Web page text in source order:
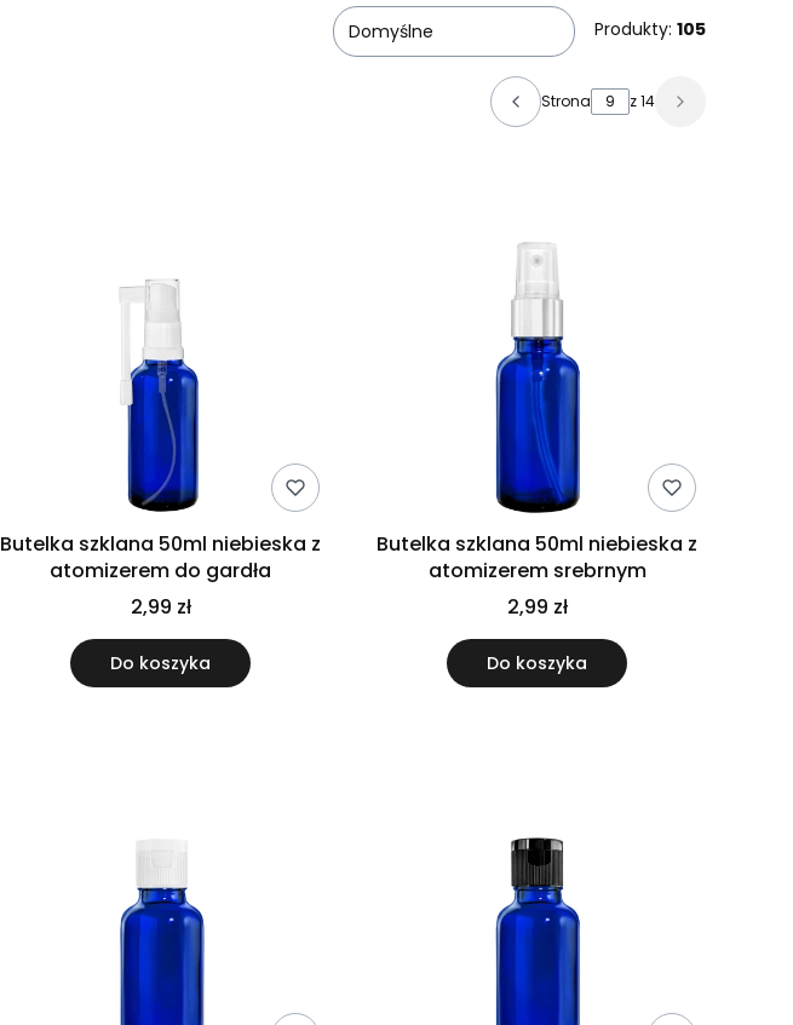
Domyślne Produkty: 105
Strona z 14
Butelka szklana 50ml niebieska z
atomizerem do gardła
2,99 zł
Do koszyka
Butelka szklana 50ml niebieska z
atomizerem srebrnym
2,99 zł
Do koszyka